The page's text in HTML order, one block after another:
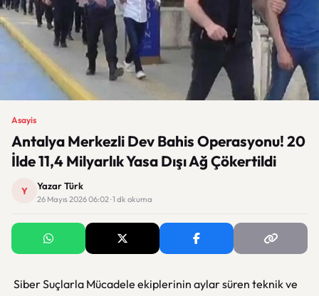
Asayis
Antalya Merkezli Dev Bahis Operasyonu! 20
İlde 11,4 Milyarlık Yasa Dışı Ağ Çökertildi
Y Yazar Türk
26 Mayıs 2026 06:02 · 1 dk okuma
Siber Suçlarla Mücadele ekiplerinin aylar süren teknik ve